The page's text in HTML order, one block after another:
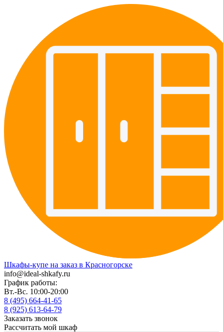
Шкафы-купе на заказ в Красногорске
info@ideal-shkafy.ru
График работы:
Вт.-Вс. 10:00-20:00
8 (495) 664-41-65
8 (925) 613-64-79
Заказать звонок
Рассчитать мой шкаф